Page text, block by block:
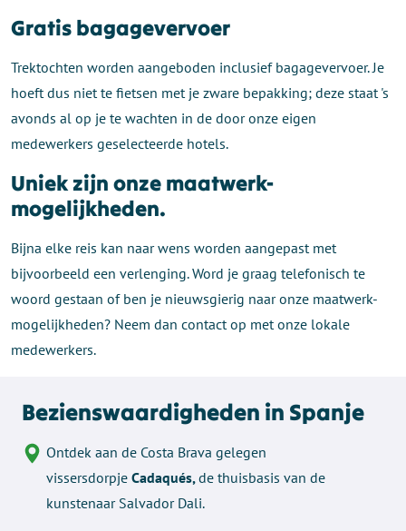
Gratis bagagevervoer
Trektochten worden aangeboden inclusief bagagevervoer. Je
hoeft dus niet te fietsen met je zware bepakking; deze staat 's
avonds al op je te wachten in de door onze eigen
medewerkers geselecteerde hotels.
Uniek zijn onze maatwerk-
mogelijkheden.
Bijna elke reis kan naar wens worden aangepast met
bijvoorbeeld een verlenging. Word je graag telefonisch te
woord gestaan of ben je nieuwsgierig naar onze maatwerk-
mogelijkheden? Neem dan contact op met onze lokale
medewerkers.
Bezienswaardigheden in Spanje
Ontdek aan de Costa Brava gelegen
vissersdorpje Cadaqués, de thuisbasis van de
kunstenaar Salvador Dali.